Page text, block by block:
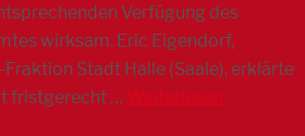
Verfügung des
wirksam. Eric Eigendorf,
Stadt Halle (Saale), erklärte
fristgerecht … Weiterlesen